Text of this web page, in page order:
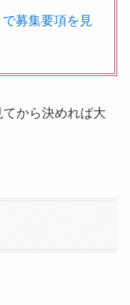
募集要項を見
から決めれば大